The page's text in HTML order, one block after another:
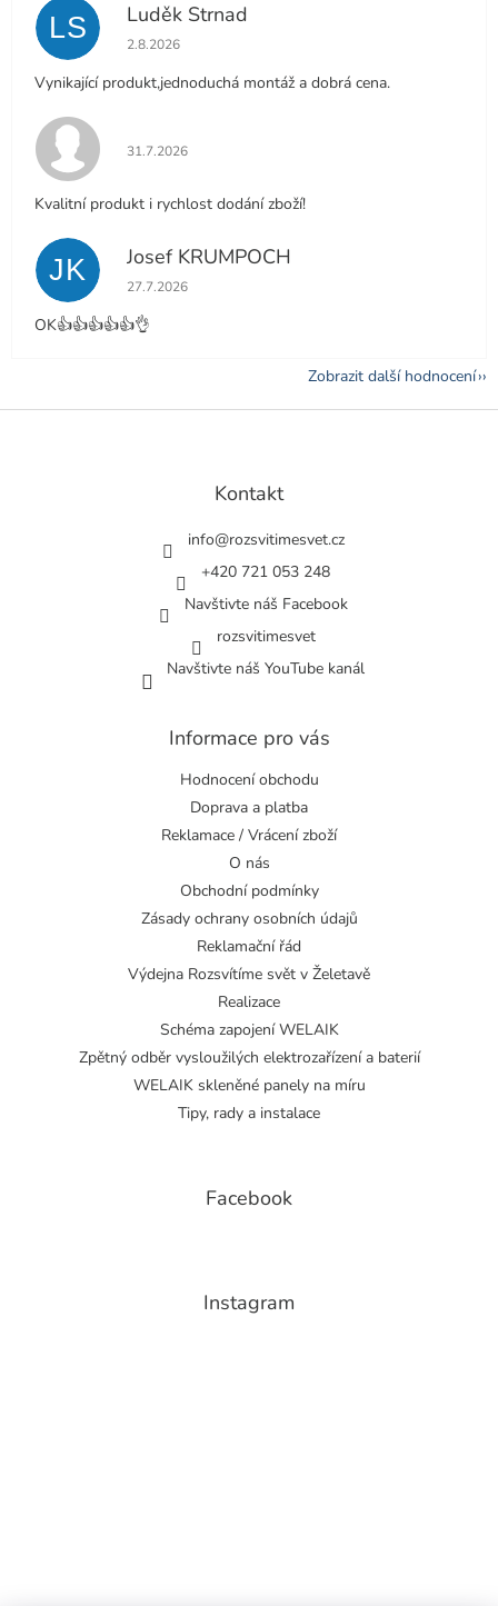
LS Luděk Strnad
Hodnocení obchodu je 5 z 5 hvězdiček.
2.8.2026
Vynikající produkt,jednoduchá montáž a dobrá cena.
Hodnocení obchodu je 5 z 5 hvězdiček.
31.7.2026
Kvalitní produkt i rychlost dodání zboží!
JK Josef KRUMPOCH
Hodnocení obchodu je 5 z 5 hvězdiček.
27.7.2026
OK👍👍👍👍👍👌
Zobrazit další hodnocení
Z
Kontakt
info@rozsvitimesvet.cz
+420 721 053 248
Navštivte náš Facebook
rozsvitimesvet
Navštivte náš YouTube kanál
Informace pro vás
Hodnocení obchodu
Doprava a platba
Reklamace / Vrácení zboží
O nás
Obchodní podmínky
Zásady ochrany osobních údajů
Reklamační řád
Výdejna Rozsvítíme svět v Želetavě
Realizace
Schéma zapojení WELAIK
Zpětný odběr vysloužilých elektrozařízení a baterií
WELAIK skleněné panely na míru
Tipy, rady a instalace
Facebook
Instagram